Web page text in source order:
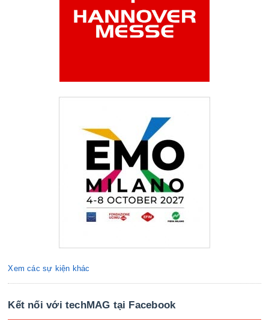
Xem các sự kiện khác
Kết nối với techMAG tại Facebook